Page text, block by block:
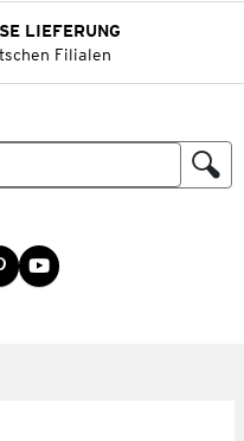
LIEFERUNG
Filialen